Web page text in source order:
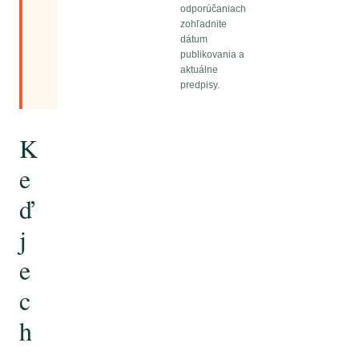
odporúčaniach
zohľadnite
dátum
publikovania a
aktuálne
predpisy.
K
e
ď
j
e
c
h